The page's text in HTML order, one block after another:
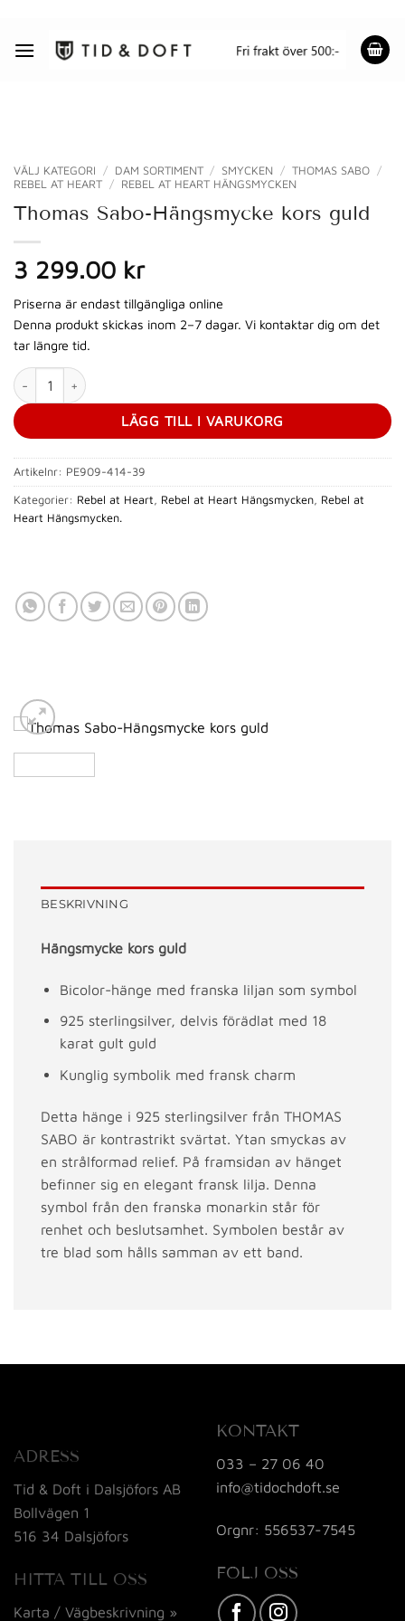
content
VÄLJ KATEGORI / DAM SORTIMENT / SMYCKEN / THOMAS SABO
/
REBEL AT HEART / REBEL AT HEART HÄNGSMYCKEN
Thomas Sabo-Hängsmycke kors guld
3 299.00 kr
Priserna är endast tillgängliga online
Denna produkt skickas inom 2–7 dagar. Vi kontaktar dig om det
tar längre tid.
Thomas Sabo-Hängsmycke kors guld mängd
LÄGG TILL I VARUKORG
Artikelnr: PE909-414-39
Kategorier: Rebel at Heart, Rebel at Heart Hängsmycken, Rebel at
Heart Hängsmycken.
BESKRIVNING
Hängsmycke kors guld
Bicolor-hänge med franska liljan som symbol
925 sterlingsilver, delvis förädlat med 18
karat gult guld
Kunglig symbolik med fransk charm
Detta hänge i 925 sterlingsilver från THOMAS
SABO är kontrastrikt svärtat. Ytan smyckas av
en strålformad relief. På framsidan av hänget
befinner sig en elegant fransk lilja. Denna
symbol från den franska monarkin står för
renhet och beslutsamhet. Symbolen består av
tre blad som hålls samman av ett band.
ADRESS
Tid & Doft i Dalsjöfors AB
Bollvägen 1
516 34 Dalsjöfors
HITTA TILL OSS
Karta / Vägbeskrivning »
KONTAKT
033 – 27 06 40
info@tidochdoft.se
Orgnr: 556537-7545
FÖLJ OSS